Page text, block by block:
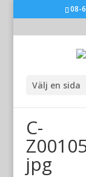
08-
Välj en sida
C-
jpg